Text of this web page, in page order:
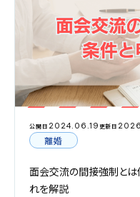
公開日 2024.06.19 更新日
離婚
面会交流の間接強制と
れを解説